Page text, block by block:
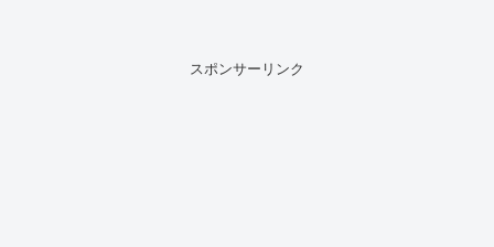
い、気になってプロフ...
スポンサーリンク